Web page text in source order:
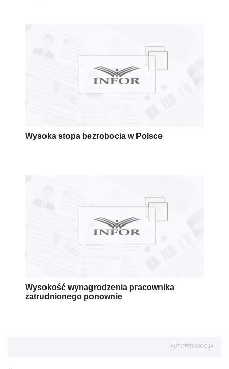
Wysoka stopa bezrobocia w Polsce
Wysokość wynagrodzenia pracownika
zatrudnionego ponownie
AUTOPROMOCJA